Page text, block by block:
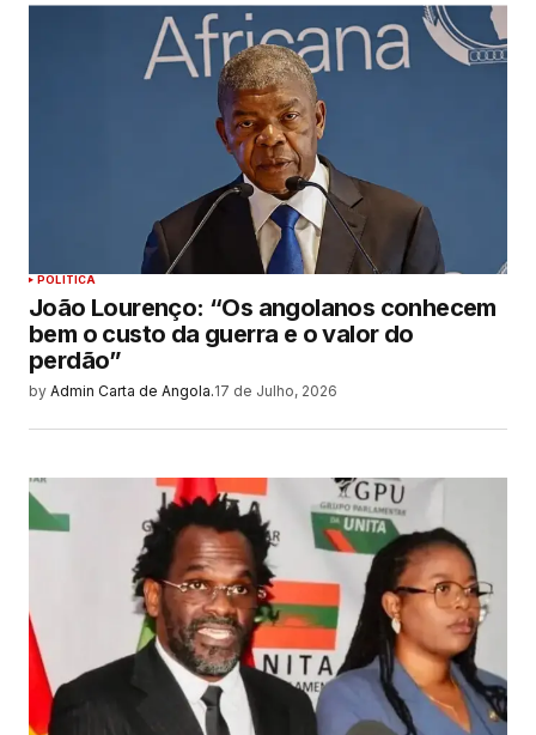
POLITICA
João Lourenço: “Os angolanos conhecem
bem o custo da guerra e o valor do
perdão”
by Admin Carta de Angola.17 de Julho, 2026